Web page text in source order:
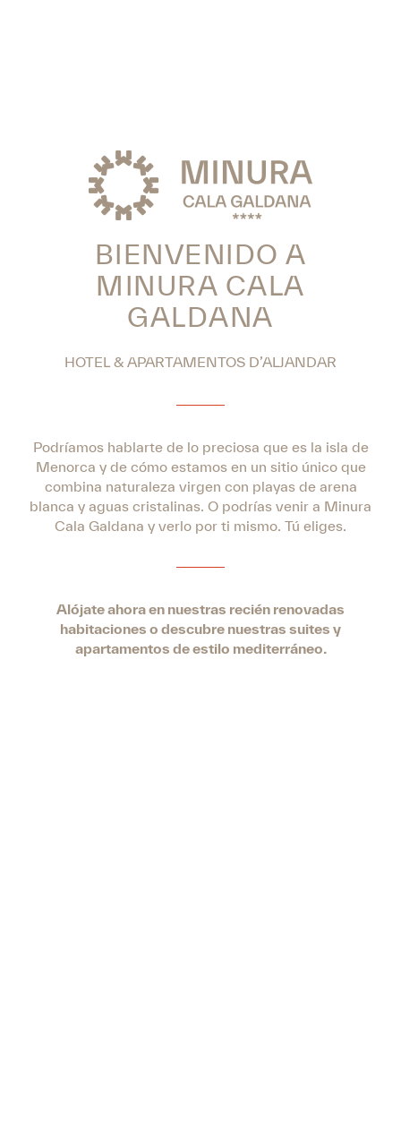
BIENVENIDO A
MINURA CALA
GALDANA
HOTEL & APARTAMENTOS D’ALJANDAR
Podríamos hablarte de lo preciosa que es la isla de
Menorca y de cómo estamos en un sitio único que
combina naturaleza virgen con playas de arena
blanca y aguas cristalinas. O podrías venir a Minura
Cala Galdana y verlo por ti mismo. Tú eliges.
Alójate ahora en nuestras recién renovadas
habitaciones o descubre nuestras suites y
apartamentos de estilo mediterráneo.